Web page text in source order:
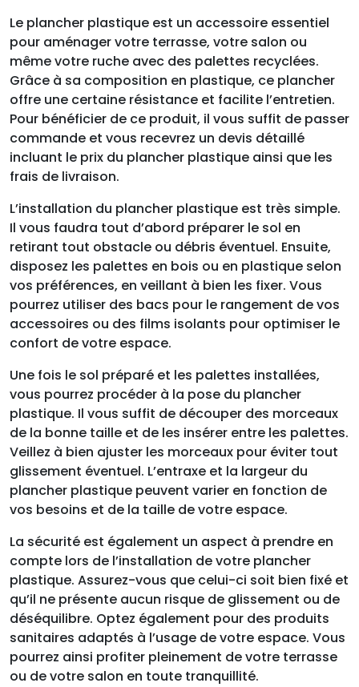
Le plancher plastique est un accessoire essentiel
pour aménager votre terrasse, votre salon ou
même votre ruche avec des palettes recyclées.
Grâce à sa composition en plastique, ce plancher
offre une certaine résistance et facilite l’entretien.
Pour bénéficier de ce produit, il vous suffit de passer
commande et vous recevrez un devis détaillé
incluant le prix du plancher plastique ainsi que les
frais de livraison.
L’installation du plancher plastique est très simple.
Il vous faudra tout d’abord préparer le sol en
retirant tout obstacle ou débris éventuel. Ensuite,
disposez les palettes en bois ou en plastique selon
vos préférences, en veillant à bien les fixer. Vous
pourrez utiliser des bacs pour le rangement de vos
accessoires ou des films isolants pour optimiser le
confort de votre espace.
Une fois le sol préparé et les palettes installées,
vous pourrez procéder à la pose du plancher
plastique. Il vous suffit de découper des morceaux
de la bonne taille et de les insérer entre les palettes.
Veillez à bien ajuster les morceaux pour éviter tout
glissement éventuel. L’entraxe et la largeur du
plancher plastique peuvent varier en fonction de
vos besoins et de la taille de votre espace.
La sécurité est également un aspect à prendre en
compte lors de l’installation de votre plancher
plastique. Assurez-vous que celui-ci soit bien fixé et
qu’il ne présente aucun risque de glissement ou de
déséquilibre. Optez également pour des produits
sanitaires adaptés à l’usage de votre espace. Vous
pourrez ainsi profiter pleinement de votre terrasse
ou de votre salon en toute tranquillité.